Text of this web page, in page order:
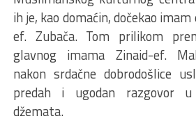
ih je, kao domaćin, dočekao
ef. Zubača. Tom prilikom
glavnog imama Zinaid-ef.
nakon srdačne dobrodošlice
predah i ugodan razgovor u
džemata.